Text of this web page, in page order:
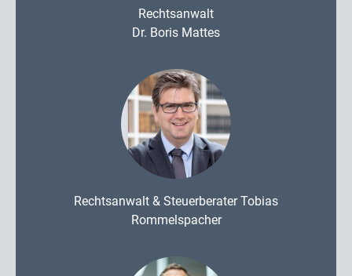
Rechtsanwalt
Dr. Boris Mattes
Rechtsanwalt & Steuerberater Tobias
Rommelspacher